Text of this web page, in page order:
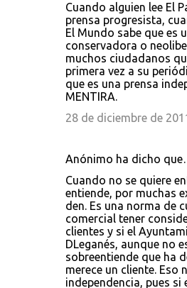
Cuando alguien lee El
prensa progresista,
El Mundo sabe que es
conservadora o
muchos ciudadanos
primera vez a su
que es una prensa
MENTIRA.
28 de diciembre de
Anónimo ha dicho
Cuando no se quiere
entiende, por muchas
den. Es una norma de
comercial tener
clientes y si el
DLeganés, aunque no
sobreentiende que ha
merece un cliente. Eso
independencia, pues si